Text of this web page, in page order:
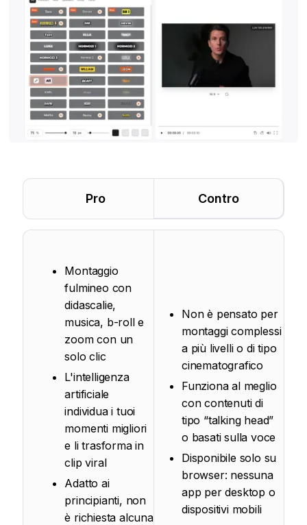
Pro Contro
Montaggio
fulmineo con
didascalie,
musica, b-roll e
zoom con un
solo clic
L'intelligenza
artificiale
individua i tuoi
momenti migliori
e li trasforma in
clip viral
Adatto ai
principianti, non
è richiesta alcuna
Non è pensato per
montaggi complessi
a più livelli o di tipo
cinematografico
Funziona al meglio
con contenuti di
tipo “talking head”
o basati sulla voce
Disponibile solo su
browser: nessuna
app per desktop o
dispositivi mobili